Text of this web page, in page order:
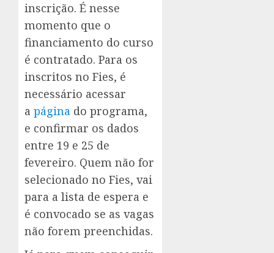
inscrição. É nesse
momento que o
financiamento do curso
é contratado. Para os
inscritos no Fies, é
necessário acessar
a página do programa,
e confirmar os dados
entre 19 e 25 de
fevereiro. Quem não for
selecionado no Fies, vai
para a lista de espera e
é convocado se as vagas
não forem preenchidas.